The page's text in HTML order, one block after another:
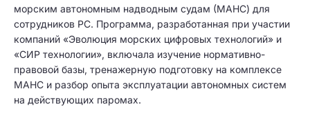
морским автономным надводным судам (МАНС) для
сотрудников РС. Программа, разработанная при участии
компаний «Эволюция морских цифровых технологий» и
«СИР технологии», включала изучение нормативно-
правовой базы, тренажерную подготовку на комплексе
МАНС и разбор опыта эксплуатации автономных систем
на действующих паромах.